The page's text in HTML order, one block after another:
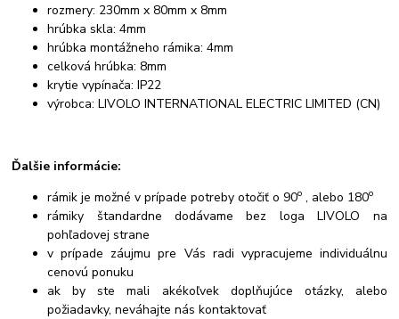
rozmery: 230mm x 80mm x 8mm
hrúbka skla: 4mm
hrúbka montážneho rámika: 4mm
celková hrúbka: 8mm
krytie vypínača: IP22
výrobca: LIVOLO INTERNATIONAL ELECTRIC LIMITED (CN)
Ďalšie informácie:
rámik je možné v prípade potreby otočiť o 90o , alebo 180o
rámiky štandardne dodávame bez loga LIVOLO na
pohľadovej strane
v prípade záujmu pre Vás radi vypracujeme individuálnu
cenovú ponuku
ak by ste mali akékoľvek doplňujúce otázky, alebo
požiadavky, neváhajte nás kontaktovať